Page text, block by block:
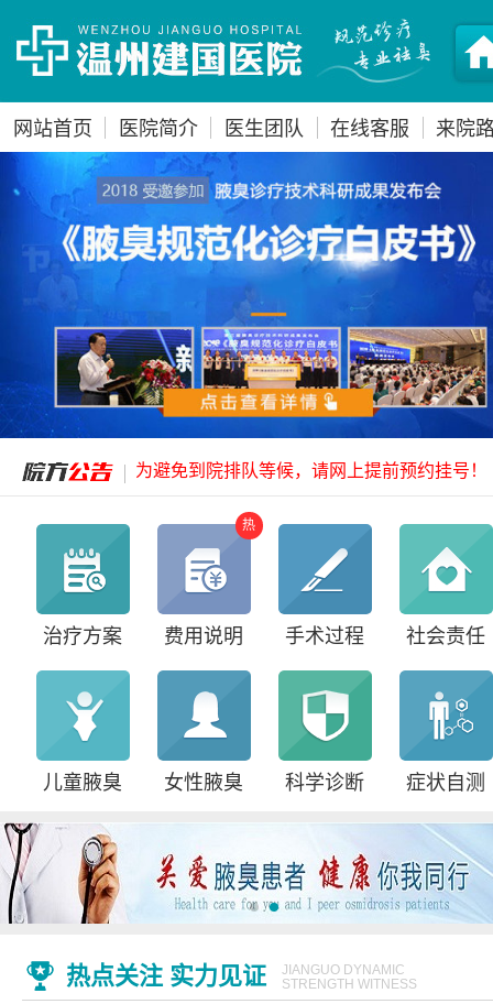
网站首页 医院简介 医生团队 在线客服 来院
为避免到院排队等候，请网上提前预约挂号！
治疗方案
热
费用说明 手术过程 社会责任
儿童腋臭 女性腋臭 科学诊断 症状自测
热点关注 实力见证
JIANGUO DYNAMIC
STRENGTH WITNESS